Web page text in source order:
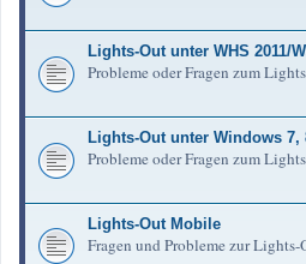
Lights-Out unter WHS 2011/
Probleme oder Fragen zum
Lights-Out unter Windows
Probleme oder Fragen zum
Lights-Out Mobile
Fragen und Probleme zur